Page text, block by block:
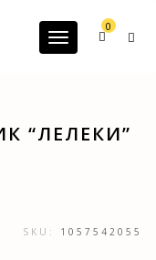
Toggle
0
“ЛЕЛЕКИ”
SKU: 1057542055